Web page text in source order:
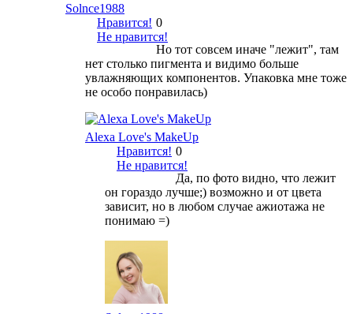
Solnce1988
Нравится!
Не нравится!
0
Но тот совсем иначе "лежит", там
нет столько пигмента и видимо больше
увлажняющих компонентов. Упаковка мне тоже
не особо понравилась)
Alexa Love's MakeUp
Нравится!
Не нравится!
0
Да, по фото видно, что лежит
он гораздо лучше;) возможно и от цвета
зависит, но в любом случае ажиотажа не
понимаю =)